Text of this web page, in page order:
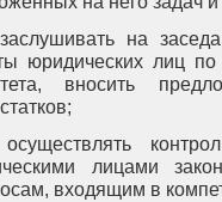
на
юридических лиц
вносить
лицами
входящим в